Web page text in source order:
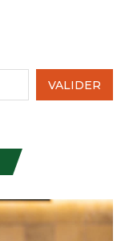
VALIDER